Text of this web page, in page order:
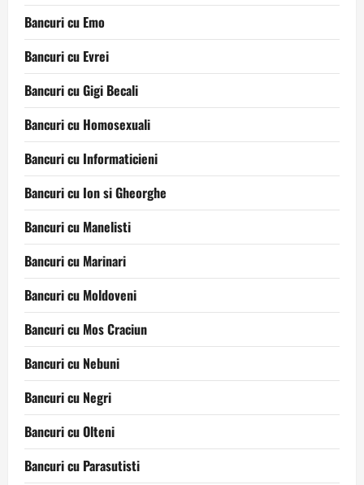
Bancuri cu Emo
Bancuri cu Evrei
Bancuri cu Gigi Becali
Bancuri cu Homosexuali
Bancuri cu Informaticieni
Bancuri cu Ion si Gheorghe
Bancuri cu Manelisti
Bancuri cu Marinari
Bancuri cu Moldoveni
Bancuri cu Mos Craciun
Bancuri cu Nebuni
Bancuri cu Negri
Bancuri cu Olteni
Bancuri cu Parasutisti